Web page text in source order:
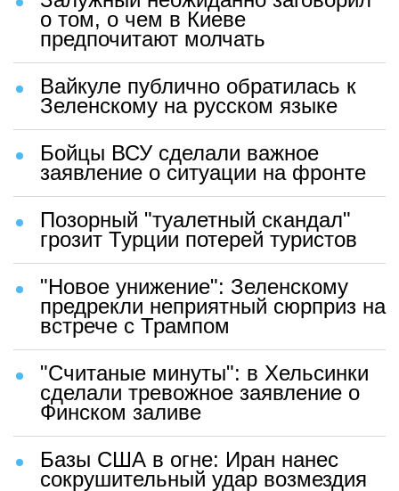
о том, о чем в Киеве
предпочитают молчать
Вайкуле публично обратилась к
Зеленскому на русском языке
Бойцы ВСУ сделали важное
заявление о ситуации на фронте
Позорный "туалетный скандал"
грозит Турции потерей туристов
"Новое унижение": Зеленскому
предрекли неприятный сюрприз на
встрече с Трампом
"Считаные минуты": в Хельсинки
сделали тревожное заявление о
Финском заливе
Базы США в огне: Иран нанес
сокрушительный удар возмездия